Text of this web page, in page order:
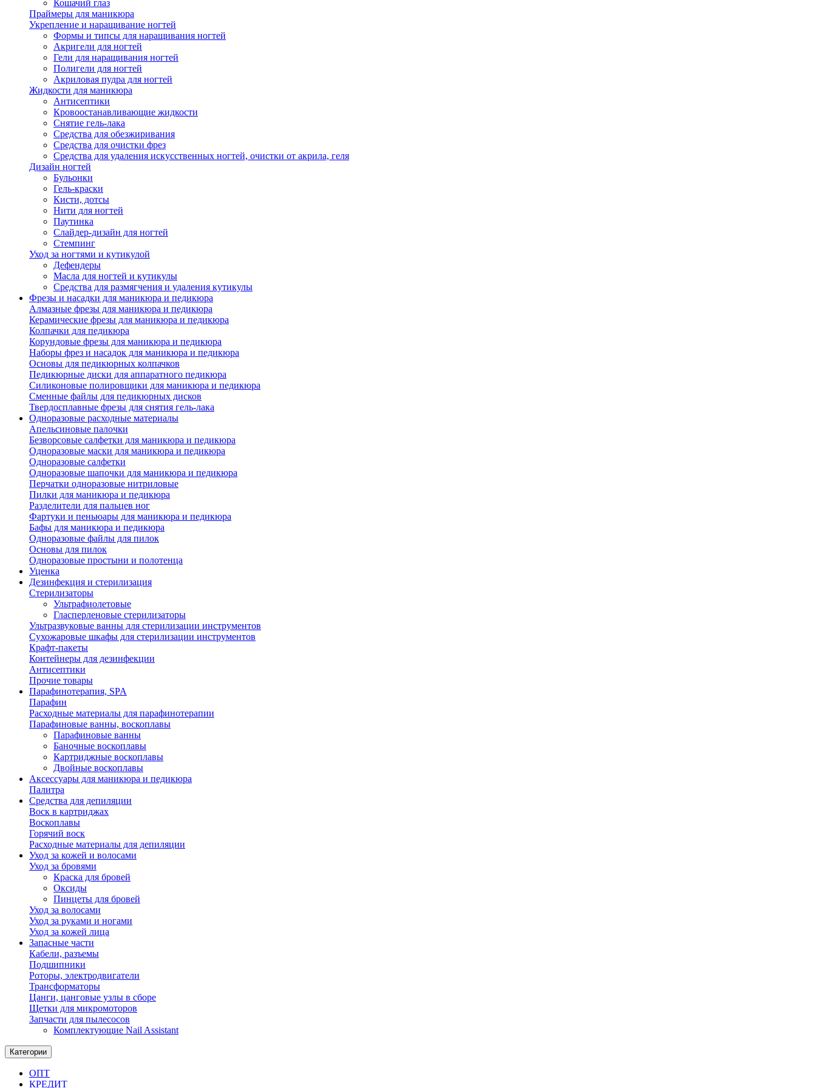
Кошачий глаз
Праймеры для маникюра
Укрепление и наращивание ногтей
Формы и типсы для наращивания ногтей
Акригели для ногтей
Гели для наращивания ногтей
Полигели для ногтей
Акриловая пудра для ногтей
Жидкости для маникюра
Антисептики
Кровоостанавливающие жидкости
Снятие гель-лака
Средства для обезжиривания
Средства для очистки фрез
Средства для удаления искусственных ногтей, очистки от акрила, геля
Дизайн ногтей
Бульонки
Гель-краски
Кисти, дотсы
Нити для ногтей
Паутинка
Слайдер-дизайн для ногтей
Стемпинг
Уход за ногтями и кутикулой
Дефендеры
Масла для ногтей и кутикулы
Средства для размягчения и удаления кутикулы
Фрезы и насадки для маникюра и педикюра
Алмазные фрезы для маникюра и педикюра
Керамические фрезы для маникюра и педикюра
Колпачки для педикюра
Корундовые фрезы для маникюра и педикюра
Наборы фрез и насадок для маникюра и педикюра
Основы для педикюрных колпачков
Педикюрные диски для аппаратного педикюра
Силиконовые полировщики для маникюра и педикюра
Сменные файлы для педикюрных дисков
Твердосплавные фрезы для снятия гель-лака
Одноразовые расходные материалы
Апельсиновые палочки
Безворсовые салфетки для маникюра и педикюра
Одноразовые маски для маникюра и педикюра
Одноразовые салфетки
Одноразовые шапочки для маникюра и педикюра
Перчатки одноразовые нитриловые
Пилки для маникюра и педикюра
Разделители для пальцев ног
Фартуки и пеньюары для маникюра и педикюра
Бафы для маникюра и педикюра
Одноразовые файлы для пилок
Основы для пилок
Одноразовые простыни и полотенца
Уценка
Дезинфекция и стерилизация
Стерилизаторы
Ультрафиолетовые
Гласперленовые стерилизаторы
Ультразвуковые ванны для стерилизации инструментов
Сухожаровые шкафы для стерилизации инструментов
Крафт-пакеты
Контейнеры для дезинфекции
Антисептики
Прочие товары
Парафинотерапия, SPA
Парафин
Расходные материалы для парафинотерапии
Парафиновые ванны, воскоплавы
Парафиновые ванны
Баночные воскоплавы
Картриджные воскоплавы
Двойные воскоплавы
Аксессуары для маникюра и педикюра
Палитра
Средства для депиляции
Воск в картриджах
Воскоплавы
Горячий воск
Расходные материалы для депиляции
Уход за кожей и волосами
Уход за бровями
Краска для бровей
Оксиды
Пинцеты для бровей
Уход за волосами
Уход за руками и ногами
Уход за кожей лица
Запасные части
Кабели, разъемы
Подшипники
Роторы, электродвигатели
Трансформаторы
Цанги, цанговые узлы в сборе
Щетки для микромоторов
Запчасти для пылесосов
Комплектующие Nail Assistant
Категории
ОПТ
КРЕДИТ